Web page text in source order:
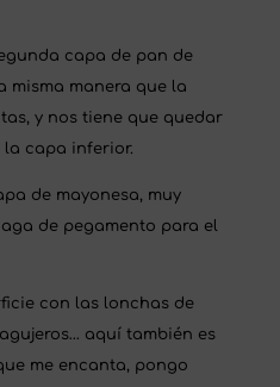
capa de pan de
misma manera que la
y nos tiene que quedar
la capa inferior.
de mayonesa, muy
de pegamento para el
con las lonchas de
aquí también es
me encanta, pongo